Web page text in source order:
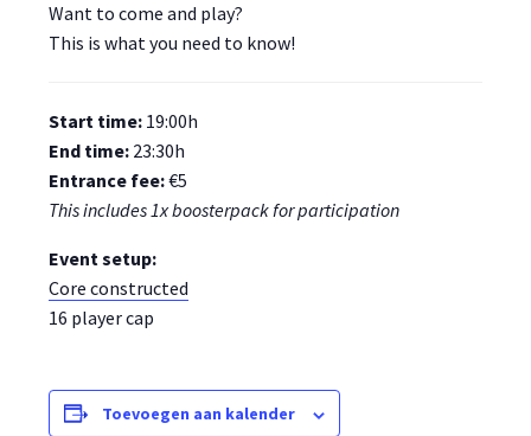
Want to come and play?
This is what you need to know!
Start time: 19:00h
End time: 23:30h
Entrance fee:€5
This includes 1x boosterpack for participation
Event setup:
Core constructed
16 player cap
Toevoegen aan kalender